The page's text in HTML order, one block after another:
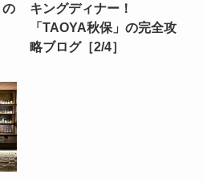
の
キングディナー！
「TAOYA秋保」の完全攻
略ブログ［2/4］